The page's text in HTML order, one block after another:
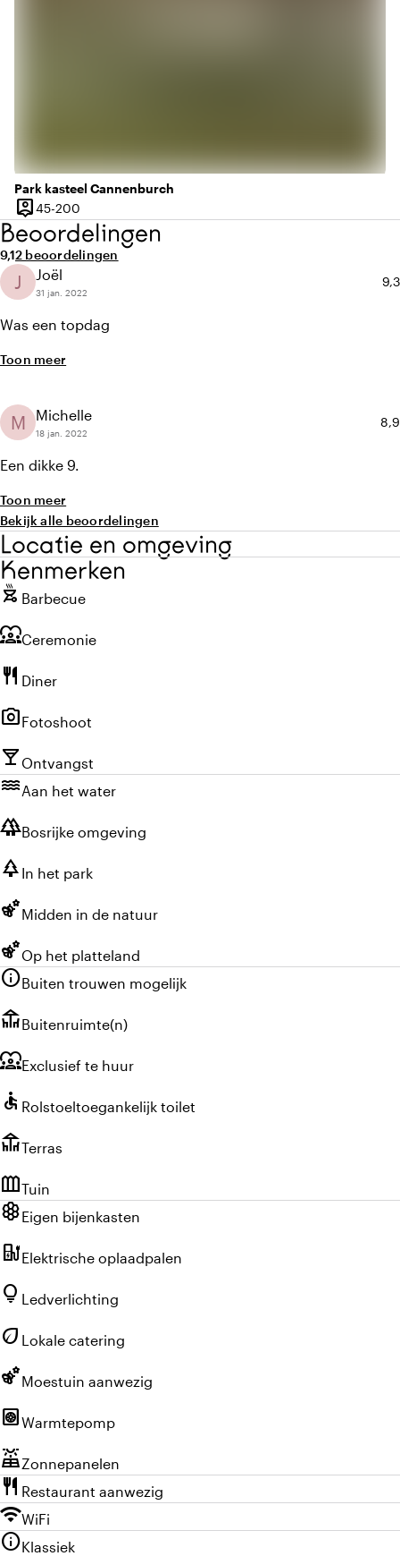
Park kasteel Cannenburch
person_pin
Capaciteit
45-200
Beoordelingen
Gemiddelde beoordeling van 9,1 uit 10
9,1Aantal beoordelingen: 2
2 beoordelingen
J Joël
31 jan. 2022
9,3
Was een topdag
Toon meer
M Michelle
18 jan. 2022
8,9
Een dikke 9.
Toon meer
Bekijk alle beoordelingen
Locatie en omgeving
Kenmerken
outdoor_grill Barbecue
diversity_1Ceremonie
restaurant Diner
photo_cameraFotoshoot
local_bar Ontvangst
waterAan het water
forestBosrijke omgeving
park In het park
emoji_natureMidden in de natuur
emoji_natureOp het platteland
infoBuiten trouwen mogelijk
deckBuitenruimte(n)
diversity_1Exclusief te huur
accessible Rolstoeltoegankelijk toilet
deckTerras
outdoor_gardenTuin
hiveEigen bijenkasten
ev_chargerElektrische oplaadpalen
lightbulb Ledverlichting
eco Lokale catering
emoji_natureMoestuin aanwezig
heat_pumpWarmtepomp
solar_powerZonnepanelen
restaurant Restaurant aanwezig
wifiWiFi
infoKlassiek